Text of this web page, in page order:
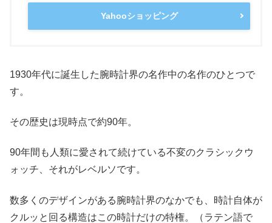
Yahooショッピング
1930年代に誕生した腕時計界の名作中の名作のひとつで
す。
その歴史は現時点で約90年。
90年間も人類に愛されて続けている不変のクラシックウ
ォッチ、それがレベルソです。
数多くのデザインがある腕時計界のなかでも、時計自体が
クルッと回る構造はこの時計だけの特権。（ラテン語で